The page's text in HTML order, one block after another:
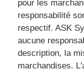
pour les
responsabilité
respectif. ASK
aucune
description, la
marchandises.